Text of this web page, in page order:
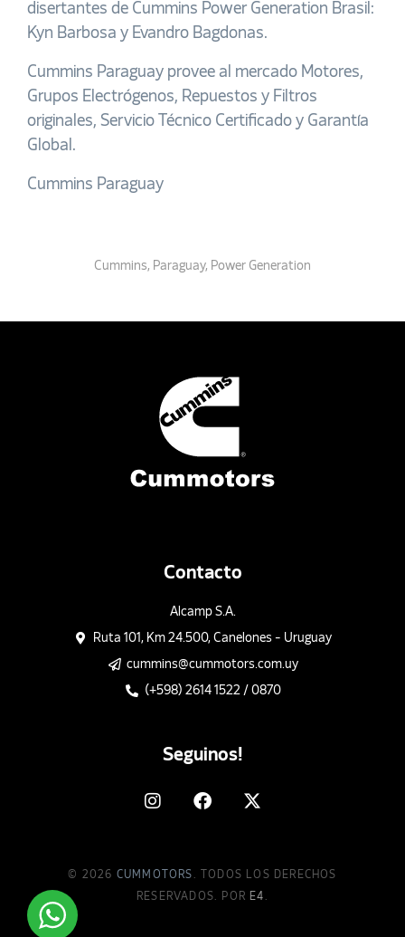
disertantes de Cummins Power Generation Brasil:
Kyn Barbosa y Evandro Bagdonas.
Cummins Paraguay provee al mercado Motores,
Grupos Electrógenos, Repuestos y Filtros
originales, Servicio Técnico Certificado y Garantía
Global.
Cummins Paraguay
Cummins, Paraguay, Power Generation
Contacto
Alcamp S.A.
Ruta 101, Km 24.500, Canelones - Uruguay
cummins@cummotors.com.uy
(+598) 2614 1522 / 0870
Seguinos!
© 2026 CUMMOTORS . TODOS LOS DERECHOS
RESERVADOS. POR E4 .